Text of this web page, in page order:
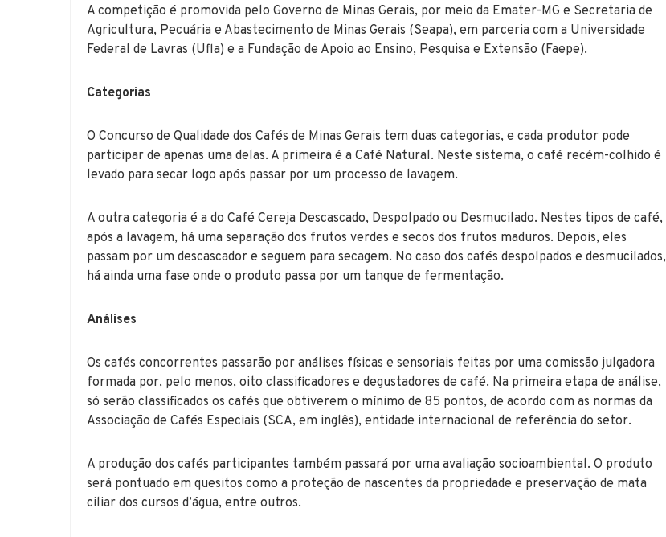
A competição é promovida pelo Governo de Minas Gerais, por meio da Emater-MG e Secretaria de
Agricultura, Pecuária e Abastecimento de Minas Gerais (Seapa), em parceria com a Universidade
Federal de Lavras (Ufla) e a Fundação de Apoio ao Ensino, Pesquisa e Extensão (Faepe).
Categorias
O Concurso de Qualidade dos Cafés de Minas Gerais tem duas categorias, e cada produtor pode
participar de apenas uma delas. A primeira é a Café Natural. Neste sistema, o café recém-colhido é
levado para secar logo após passar por um processo de lavagem.
A outra categoria é a do Café Cereja Descascado, Despolpado ou Desmucilado. Nestes tipos de café,
após a lavagem, há uma separação dos frutos verdes e secos dos frutos maduros. Depois, eles
passam por um descascador e seguem para secagem. No caso dos cafés despolpados e desmucilados,
há ainda uma fase onde o produto passa por um tanque de fermentação.
Análises
Os cafés concorrentes passarão por análises físicas e sensoriais feitas por uma comissão julgadora
formada por, pelo menos, oito classificadores e degustadores de café. Na primeira etapa de análise,
só serão classificados os cafés que obtiverem o mínimo de 85 pontos, de acordo com as normas da
Associação de Cafés Especiais (SCA, em inglês), entidade internacional de referência do setor.
A produção dos cafés participantes também passará por uma avaliação socioambiental. O produto
será pontuado em quesitos como a proteção de nascentes da propriedade e preservação de mata
ciliar dos cursos d’água, entre outros.